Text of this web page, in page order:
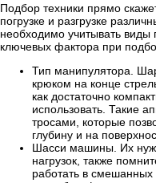
Подбор техники прямо
погрузке и разгрузке
необходимо учитывать виды
ключевых фактора при
Тип манипулятора.
крюком на конце
как достаточно
использовать. Такие
тросами, которые
глубину и на
Шасси машины. Их
нагрузок, также
работать в смешанных